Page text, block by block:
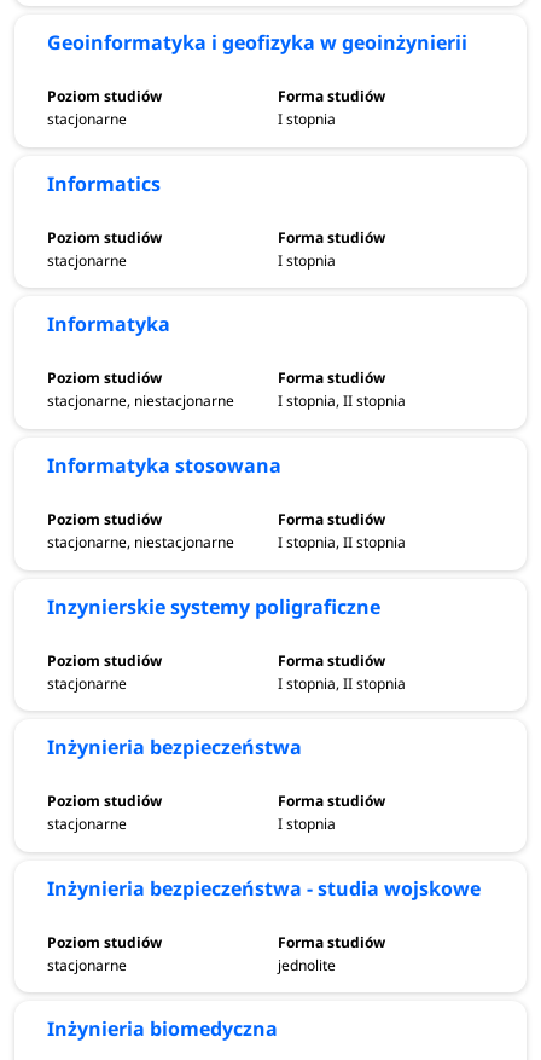
Geoinformatyka i geofizyka w geoinżynierii
stacjonarne I stopnia
Informatics
stacjonarne I stopnia
Informatyka
stacjonarne, niestacjonarne I stopnia, II stopnia
Informatyka stosowana
stacjonarne, niestacjonarne I stopnia, II stopnia
Inzynierskie systemy poligraficzne
stacjonarne I stopnia, II stopnia
Inżynieria bezpieczeństwa
stacjonarne I stopnia
Inżynieria bezpieczeństwa - studia wojskowe
stacjonarne jednolite
Inżynieria biomedyczna